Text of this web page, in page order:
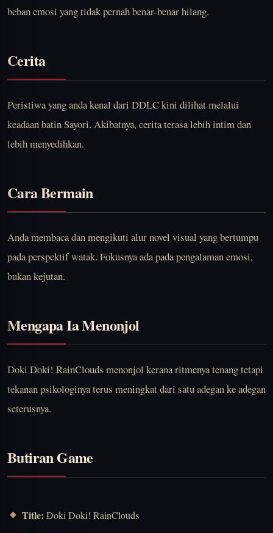
beban emosi yang tidak pernah benar-benar hilang.
Cerita
Peristiwa yang anda kenal dari DDLC kini dilihat melalui
keadaan batin Sayori. Akibatnya, cerita terasa lebih intim dan
lebih menyedihkan.
Cara Bermain
Anda membaca dan mengikuti alur novel visual yang bertumpu
pada perspektif watak. Fokusnya ada pada pengalaman emosi,
bukan kejutan.
Mengapa Ia Menonjol
Doki Doki! RainClouds menonjol kerana ritmenya tenang tetapi
tekanan psikologinya terus meningkat dari satu adegan ke adegan
seterusnya.
Butiran Game
Title: Doki Doki! RainClouds